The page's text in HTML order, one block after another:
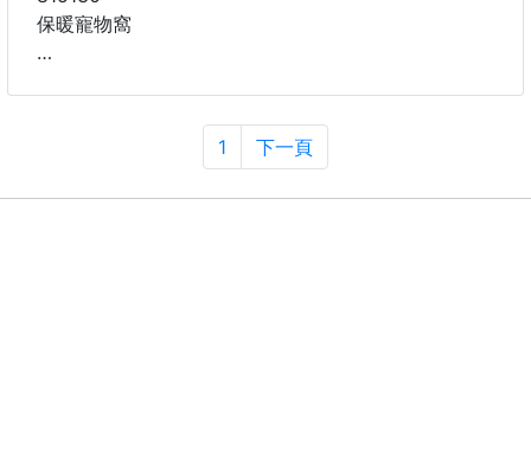
💥原價499元
術，保留燕麥膳食纖維β-聚葡萄糖；粉質細緻、溫熱水
即可沖泡，好溶解、入口更順口。
保暖寵物窩
顏色：藍招財，灰兔子，咖招財，頑皮兔
內部為飽絨毛材質，為寵物提供深度睡眠的舒適體驗。
1 下一頁